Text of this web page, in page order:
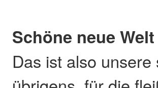
Schöne neue Welt
Das ist also